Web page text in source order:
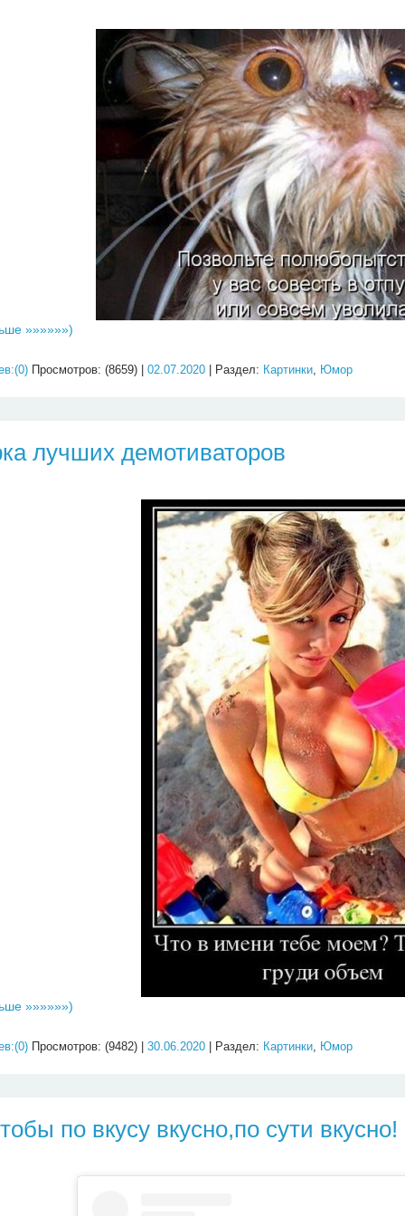
»»»»»»)
Просмотров: (8659) |02.07.2020 | Раздел: Картинки, Юмор
лучших демотиваторов
»»»»»»)
Просмотров: (9482) |30.06.2020 | Раздел: Картинки, Юмор
по вкусу вкусно,по сути вкусно!